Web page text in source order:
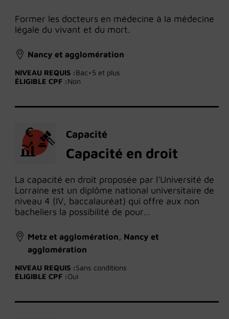
Former les docteurs en médecine à la médecine
légale du vivant et du mort.
Nancy et agglomération
NIVEAU REQUIS :Bac+5 et plus
ÉLIGIBLE CPF :Non
Capacité
Capacité en droit
La capacité en droit proposée par l'Université de
Lorraine est un diplôme national universitaire de
niveau 4 (IV, baccalauréat) qui offre aux non
bacheliers la possibilité de pour…
Metz et agglomération, Nancy et
agglomération
NIVEAU REQUIS :Sans conditions
ÉLIGIBLE CPF :Oui